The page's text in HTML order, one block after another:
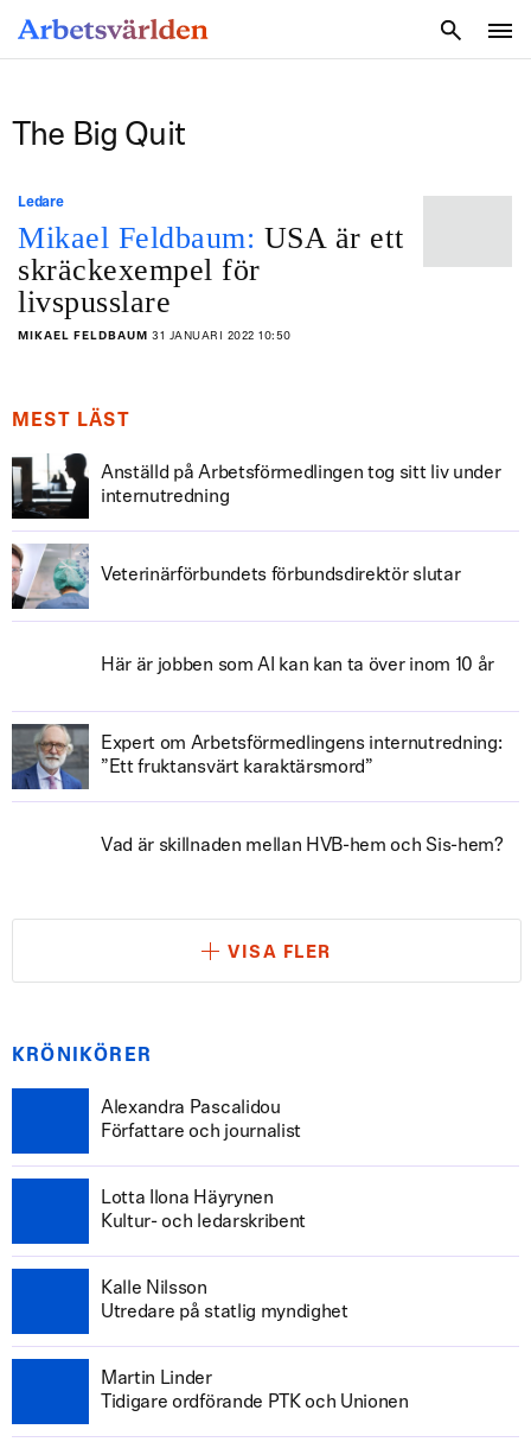
The Big Quit
Ledare
Mikael Feldbaum: USA är ett
skräckexempel för
livspusslare
MIKAEL FELDBAUM 31 JANUARI 2022 10:50
MEST LÄST
Anställd på Arbetsförmedlingen tog sitt liv under
internutredning
Veterinärförbundets förbundsdirektör slutar
Här är jobben som AI kan kan ta över inom 10 år
Expert om Arbetsförmedlingens internutredning:
”Ett fruktansvärt karaktärsmord”
Vad är skillnaden mellan HVB-hem och Sis-hem?
VISA FLER
KRÖNIKÖRER
Alexandra Pascalidou
Författare och journalist
Lotta Ilona Häyrynen
Kultur- och ledarskribent
Kalle Nilsson
Utredare på statlig myndighet
Martin Linder
Tidigare ordförande PTK och Unionen